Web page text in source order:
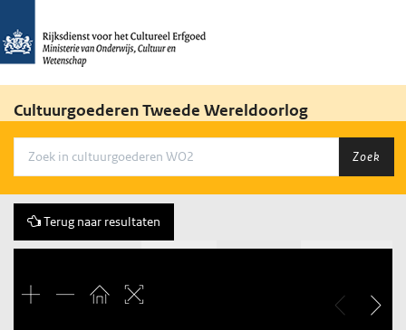
Cultuurgoederen Tweede Wereldoorlog
Zoek
Terug naar resultaten